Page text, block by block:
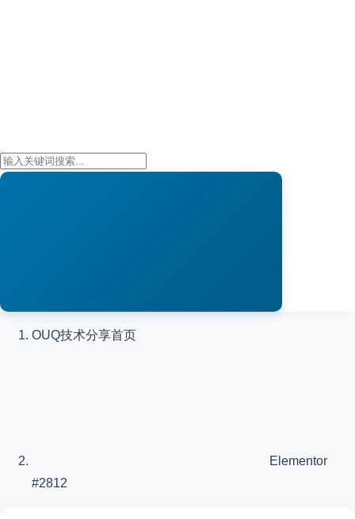
OUQ技术分享首页
Elementor
#2812